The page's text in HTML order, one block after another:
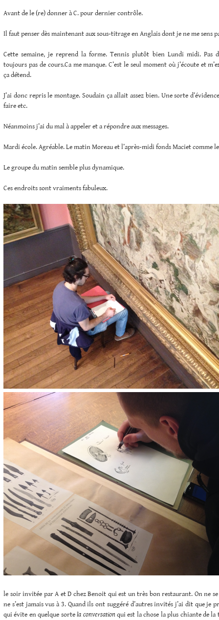
Avant de le (re) donner à C. pour dernier contrôle.
Il faut penser dès maintenant aux sous-titrage en Anglais dont je ne me sens
Cette semaine, je reprend la forme. Tennis plutôt bien Lundi midi. Pas
toujours pas de cours.Ca me manque. C’est le seul moment où j’écoute et
ça détend.
J’ai donc repris le montage. Soudain ça allait assez bien. Une sorte
faire etc.
Néanmoins j’ai du mal à appeler et a répondre aux messages.
Mardi école. Agréable. Le matin Moreau et l’après-midi fonds Maciet comme
Le groupe du matin semble plus dynamique.
Ces endroits sont vraiments fabuleux.
le soir invitée par A et D chez Benoit qui est un très bon restaurant. On ne
ne s’est jamais vus à 3. Quand ils ont suggéré d’autres invités j’ai dit que je
qui évite en quelque sortela conversationqui est la chose la plus chiante de